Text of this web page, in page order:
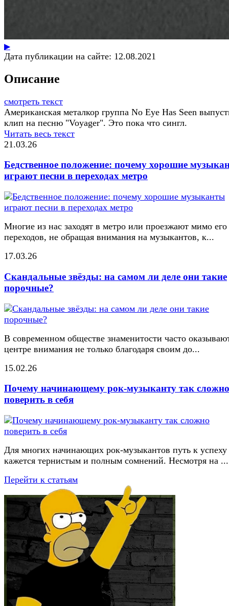
▶
Дата публикации на сайте: 12.08.2021
Описание
смотреть текст
Американская металкор группа No Eye Has Seen
клип на песню "Voyager". Это пока что сингл.
Читать весь текст
21.03.26
Бедственное положение: почему хорошие
играют песни в переходах метро
Многие из нас заходят в метро или проезжают мимо его
переходов, не обращая внимания на музыкантов, к...
17.03.26
Скандальные звёзды: на самом ли деле они такие
порочные?
В современном обществе знаменитости часто
центре внимания не только благодаря своим до...
15.02.26
Почему начинающему рок-музыканту так сложно
поверить в себя
Для многих начинающих рок-музыкантов путь к успеху
кажется тернистым и полным сомнений. Несмотря на ...
Перейти к статьям